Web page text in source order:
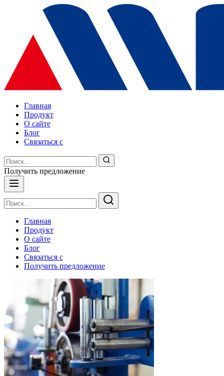
Главная
Продукт
О сайте
Блог
Связаться с
Получить предложение
Главная
Продукт
О сайте
Блог
Связаться с
Получить предложение